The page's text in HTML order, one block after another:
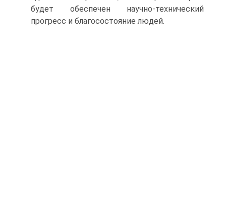
будет обеспечен научно-технический
прогресс и благосостояние людей.